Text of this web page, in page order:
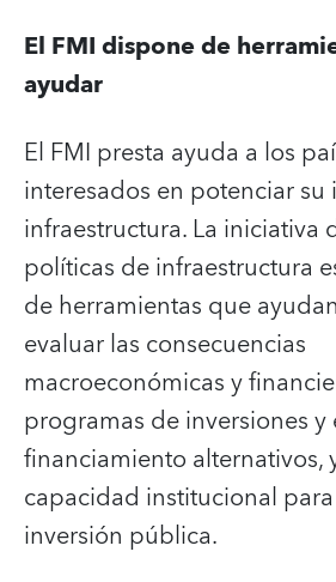
El FMI dispone de
ayudar
El FMI presta ayuda a los
interesados en potenciar su
infraestructura. La iniciativa
políticas de infraestructura
de herramientas que
evaluar las consecuencias
macroeconómicas y
programas de inversiones
financiamiento alternativos,
capacidad institucional
inversión pública.